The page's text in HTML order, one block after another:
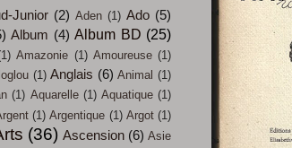
Junior (2) Aden (1) Ado (5)
Album (4) Album BD (25)
Amazonie (1) Amoureuse (1)
(1) Anglais (6) Animal (1)
(1) Aquarelle (1) Aquatique (1)
(1) Argentique (1) Argot (1)
(36) Ascension (6) Asie